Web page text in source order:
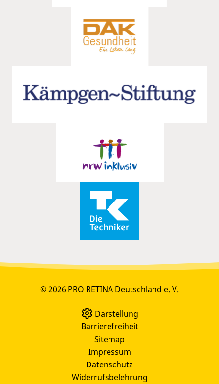
© 2026 PRO RETINA Deutschland e. V.
Darstellung
Barrierefreiheit
Sitemap
Impressum
Datenschutz
Widerrufsbelehrung